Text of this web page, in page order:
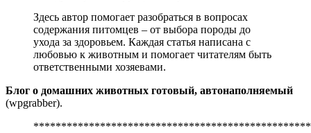
Здесь автор помогает разобраться в вопросах
содержания питомцев – от выбора породы до
ухода за здоровьем. Каждая статья написана с
любовью к животным и помогает читателям быть
ответственными хозяевами.
Блог о домашних животных готовый, автонаполняемый
(wpgrabber).